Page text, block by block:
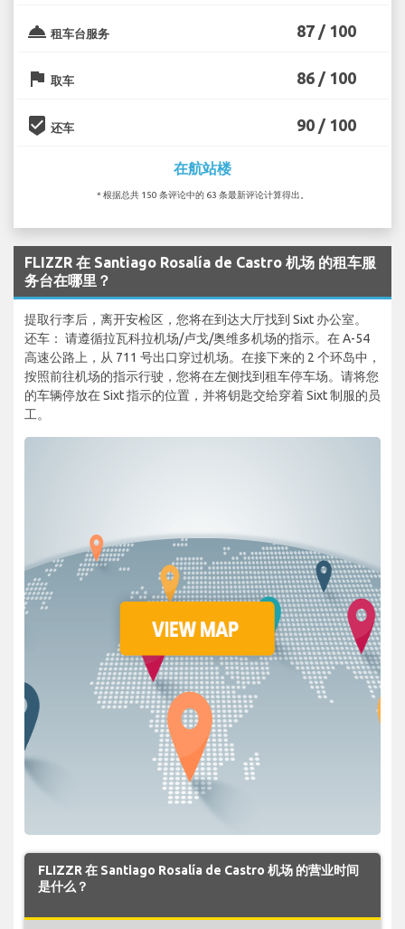
room_service 租车台服务 87 / 100
flag 取车 86 / 100
beenhere 还车 90 / 100
在航站楼
* 根据总共 150 条评论中的 63 条最新评论计算得出。
FLIZZR 在 Santiago Rosalía de Castro 机场 的租车服
务台在哪里？
提取行李后，离开安检区，您将在到达大厅找到 Sixt 办公室。
还车： 请遵循拉瓦科拉机场/卢戈/奥维多机场的指示。在 A-54
高速公路上，从 711 号出口穿过机场。在接下来的 2 个环岛中，
按照前往机场的指示行驶，您将在左侧找到租车停车场。请将您
的车辆停放在 Sixt 指示的位置，并将钥匙交给穿着 Sixt 制服的员
工。
FLIZZR 在 Santiago Rosalía de Castro 机场 的营业时间
是什么？